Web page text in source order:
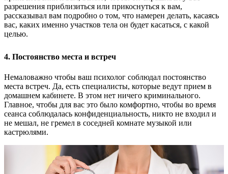
разрешения приблизиться или прикоснуться к вам,
рассказывал вам подробно о том, что намерен делать, касаясь
вас, каких именно участков тела он будет касаться, с какой
целью.
4. Постоянство места и встреч
Немаловажно чтобы ваш психолог соблюдал постоянство
места встреч. Да, есть специалисты, которые ведут прием в
домашнем кабинете. В этом нет ничего криминального.
Главное, чтобы для вас это было комфортно, чтобы во время
сеанса соблюдалась конфиденциальность, никто не входил и
не мешал, не гремел в соседней комнате музыкой или
кастрюлями.